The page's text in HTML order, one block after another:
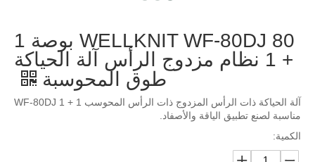
WELLKNIT WF-80DJ 80 بوصة 1
+ 1 نظام مزدوج الرأس آلة الحياكة
طوق المحوسبة
آلة الحياكة ذات الرأس المزدوج ذات الرأس المحوسب WF-80DJ 1 + 1
مناسبة لصنع تطبيق الياقة والأصفاد.
الكمية: